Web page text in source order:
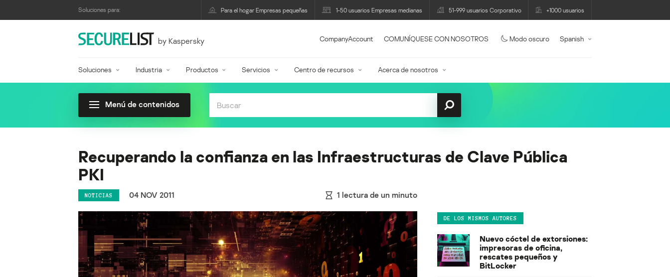
Soluciones para: Para el hogar Empresas pequeñas 1-50 usuarios Empresas medianas 51-999 usuarios Corporativo +1000 usuarios
by Kaspersky CompanyAccount COMUNÍQUESE CON NOSOTROS Modo oscuro Spanish
Soluciones Industria Productos Servicios Centro de recursos Acerca de nosotros
Menú de contenidos
Recuperando la confianza en las Infraestructuras de Clave Pública
PKI
NOTICIAS 04 NOV 2011 1 lectura de un minuto
DE LOS MISMOS AUTORES
Nuevo cóctel de extorsiones:
impresoras de oficina,
rescates pequeños y
BitLocker